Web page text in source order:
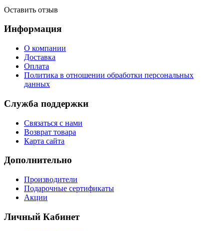
Оставить отзыв
Информация
О компании
Доставка
Оплата
Политика в отношении обработки персональных
данных
Служба поддержки
Связаться с нами
Возврат товара
Карта сайта
Дополнительно
Производители
Подарочные сертификаты
Акции
Личный Кабинет